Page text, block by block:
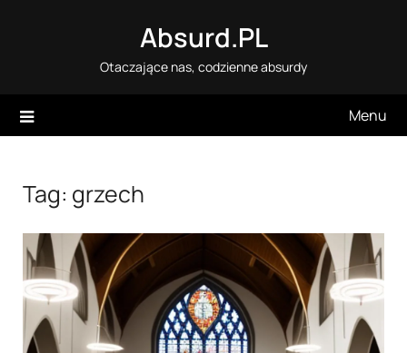
Absurd.PL
Otaczające nas, codzienne absurdy
Menu
Tag: grzech